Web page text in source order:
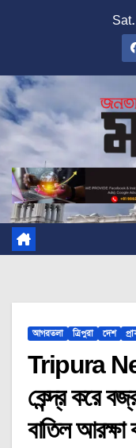
আগরতলা ত্রিপুরা দেশ
Tripura
কেন্দ্র করে
বাতিল আরক্ষা